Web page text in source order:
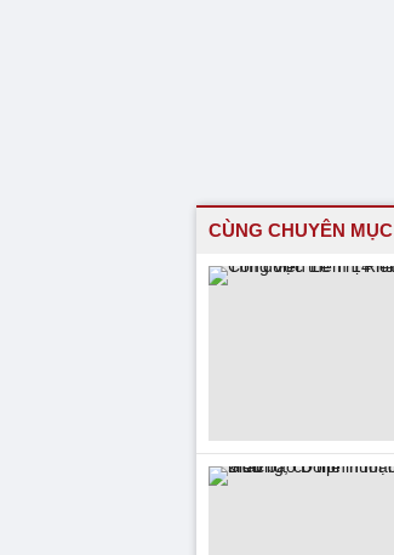
CÙNG CHUYÊN MỤC